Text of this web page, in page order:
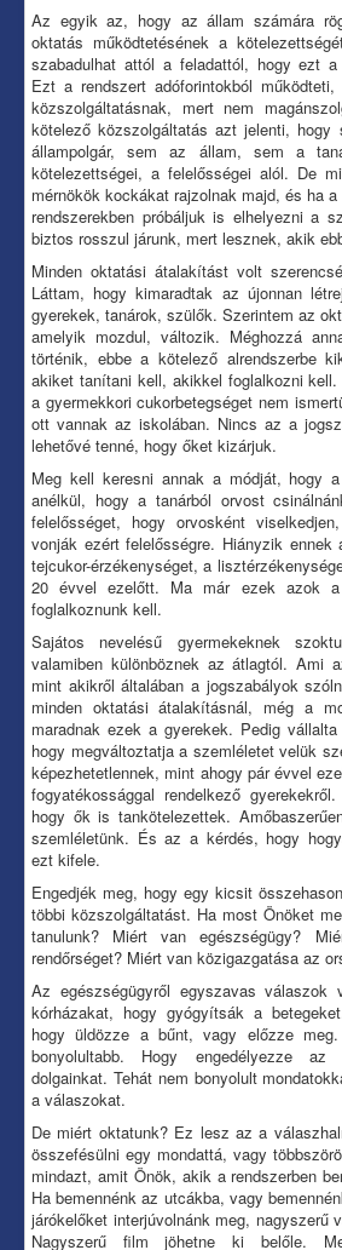
Az egyik az, hogy az állam számára
oktatás működtetésének a
szabadulhat attól a feladattól, hogy ezt a
Ezt a rendszert adóforintokból
közszolgáltatásnak, mert nem
kötelező közszolgáltatás azt jelenti,
állampolgár, sem az állam, sem a
kötelezettségei, a felelősségei alól. De
mérnökök kockákat rajzolnak majd, és ha
rendszerekben próbáljuk is elhelyezni a
biztos rosszul járunk, mert lesznek, akik
Minden oktatási átalakítást volt
Láttam, hogy kimaradtak az újonnan
gyerekek, tanárok, szülők. Szerintem az
amelyik mozdul, változik. Méghozzá
történik, ebbe a kötelező alrendszerbe
akiket tanítani kell, akikkel foglalkozni
a gyermekkori cukorbetegséget nem
ott vannak az iskolában. Nincs az a
lehetővé tenné, hogy őket kizárjuk.
Meg kell keresni annak a módját, hogy
anélkül, hogy a tanárból orvost
felelősséget, hogy orvosként
vonják ezért felelősségre. Hiányzik ennek
tejcukor-érzékenységet, a
20 évvel ezelőtt. Ma már ezek azok a
foglalkoznunk kell.
Sajátos nevelésű gyermekeknek
valamiben különböznek az átlagtól. Ami
mint akikről általában a jogszabályok
minden oktatási átalakításnál, még a
maradnak ezek a gyerekek. Pedig
hogy megváltoztatja a szemléletet velük
képezhetetlennek, mint ahogy pár évvel
fogyatékossággal rendelkező
hogy ők is tankötelezettek.
szemléletünk. És az a kérdés, hogy
ezt kifele.
Engedjék meg, hogy egy kicsit
többi közszolgáltatást. Ha most Önöket
tanulunk? Miért van egészségügy?
rendőrséget? Miért van közigazgatása az
Az egészségügyről egyszavas válaszok
kórházakat, hogy gyógyítsák a
hogy üldözze a bűnt, vagy előzze
bonyolultabb. Hogy engedélyezze
dolgainkat. Tehát nem bonyolult
a válaszokat.
De miért oktatunk? Ez lesz az a
összefésülni egy mondattá, vagy
mindazt, amit Önök, akik a rendszerben
Ha bemennénk az utcákba, vagy
járókelőket interjúvolnánk meg, nagyszerű
Nagyszerű film jöhetne ki belőle.